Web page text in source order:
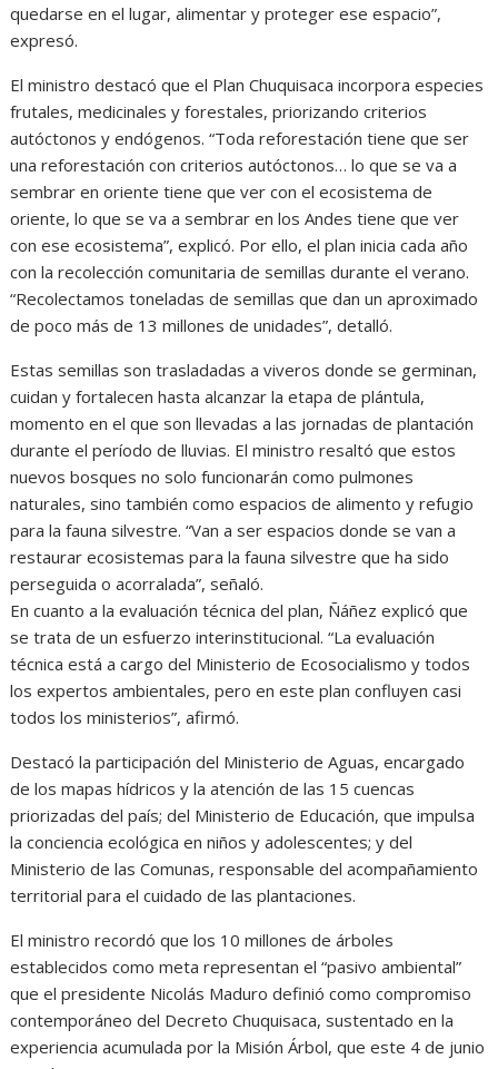
quedarse en el lugar, alimentar y proteger ese espacio”,
expresó.
El ministro destacó que el Plan Chuquisaca incorpora especies
frutales, medicinales y forestales, priorizando criterios
autóctonos y endógenos. “Toda reforestación tiene que ser
una reforestación con criterios autóctonos… lo que se va a
sembrar en oriente tiene que ver con el ecosistema de
oriente, lo que se va a sembrar en los Andes tiene que ver
con ese ecosistema”, explicó. Por ello, el plan inicia cada año
con la recolección comunitaria de semillas durante el verano.
“Recolectamos toneladas de semillas que dan un aproximado
de poco más de 13 millones de unidades”, detalló.
Estas semillas son trasladadas a viveros donde se germinan,
cuidan y fortalecen hasta alcanzar la etapa de plántula,
momento en el que son llevadas a las jornadas de plantación
durante el período de lluvias. El ministro resaltó que estos
nuevos bosques no solo funcionarán como pulmones
naturales, sino también como espacios de alimento y refugio
para la fauna silvestre. “Van a ser espacios donde se van a
restaurar ecosistemas para la fauna silvestre que ha sido
perseguida o acorralada”, señaló.
En cuanto a la evaluación técnica del plan, Ñáñez explicó que
se trata de un esfuerzo interinstitucional. “La evaluación
técnica está a cargo del Ministerio de Ecosocialismo y todos
los expertos ambientales, pero en este plan confluyen casi
todos los ministerios”, afirmó.
Destacó la participación del Ministerio de Aguas, encargado
de los mapas hídricos y la atención de las 15 cuencas
priorizadas del país; del Ministerio de Educación, que impulsa
la conciencia ecológica en niños y adolescentes; y del
Ministerio de las Comunas, responsable del acompañamiento
territorial para el cuidado de las plantaciones.
El ministro recordó que los 10 millones de árboles
establecidos como meta representan el “pasivo ambiental”
que el presidente Nicolás Maduro definió como compromiso
contemporáneo del Decreto Chuquisaca, sustentado en la
experiencia acumulada por la Misión Árbol, que este 4 de junio